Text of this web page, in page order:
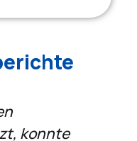
zu
einem